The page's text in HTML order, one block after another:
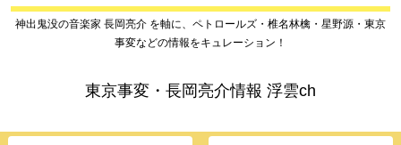
神出鬼没の音楽家 長岡亮介 を軸に、ペトロールズ・椎名林檎・星野源・東京
事変などの情報をキュレーション！
東京事変・長岡亮介情報 浮雲ch